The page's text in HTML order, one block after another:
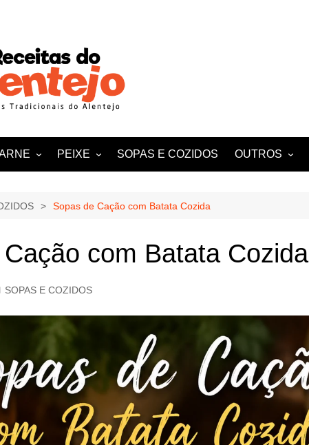
PEIXE SOPAS E COZIDOS OUTROS
BEBIDAS
Sopas de Cação com Batata Cozida
com Batata Cozida
SOPAS E COZIDOS